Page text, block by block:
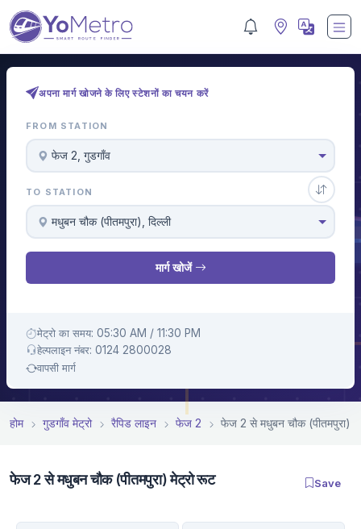
अपना मार्ग खोजने के लिए स्टेशनों का चयन करें
FROM STATION
फेज 2, गुडगाँव
TO STATION
मधुबन चौक (पीतमपुरा), दिल्ली
मार्ग खोजें
मेट्रो का समय: 05:30 AM / 11:30 PM
हेल्पलाइन नंबर: 0124 2800028
वापसी मार्ग
होम गुडगाँव मेट्रो रैपिड लाइन फेज 2 फेज 2 से मधुबन चौक (पीतमपुरा)
फेज 2 से मधुबन चौक (पीतमपुरा) मेट्रो रूट Save